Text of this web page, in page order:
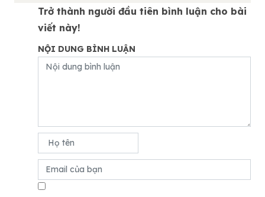
Trở thành người đầu tiên bình luận cho bài
viết này!
NỘI DUNG BÌNH LUẬN